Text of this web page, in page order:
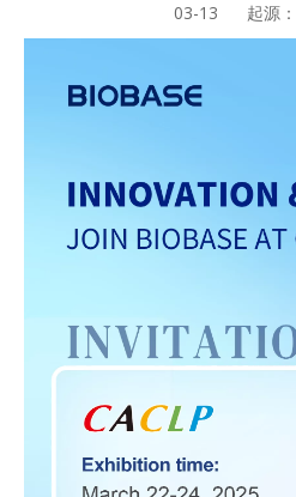
03-13 起源：